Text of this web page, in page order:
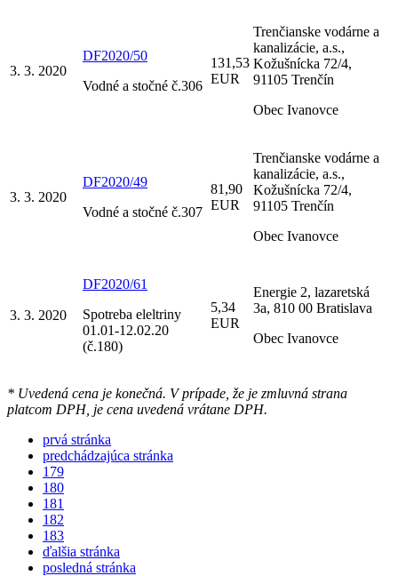
3. 3. 2020
DF2020/50
Vodné a stočné č.306
131,53
EUR
Trenčianske vodárne a
kanalizácie, a.s.,
Kožušnícka 72/4,
91105 Trenčín
Obec Ivanovce
3. 3. 2020
DF2020/49
Vodné a stočné č.307
81,90
EUR
Trenčianske vodárne a
kanalizácie, a.s.,
Kožušnícka 72/4,
91105 Trenčín
Obec Ivanovce
3. 3. 2020
DF2020/61
Spotreba eleltriny
01.01-12.02.20
(č.180)
5,34
EUR
Energie 2, lazaretská
3a, 810 00 Bratislava
Obec Ivanovce
* Uvedená cena je konečná. V prípade, že je zmluvná strana
platcom DPH, je cena uvedená vrátane DPH.
prvá stránka
predchádzajúca stránka
179
180
181
182
183
ďalšia stránka
posledná stránka